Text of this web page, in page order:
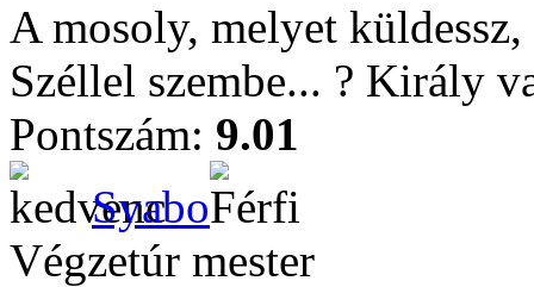
A mosoly, melyet
Széllel szembe... ? Király
Pontszám: 9.01
Syabo
Végzetúr mester